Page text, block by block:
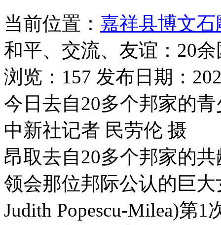
当前位置： 嘉祥县博文
和平、交流、友谊：20
浏览：157 发布日期：
今日去自20多个邦家的
中新社记者 民劳伦 摄
昂取去自20多个邦家的
领会那位邦际公认的巨
Judith Popescu-Milea)第